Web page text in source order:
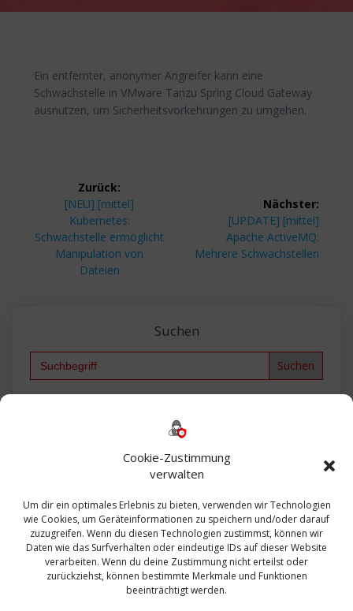
Cookie-Zustimmung
verwalten
Um dir ein optimales Erlebnis zu bieten, verwenden wir Technologien
wie Cookies, um Geräteinformationen zu speichern und/oder darauf
zuzugreifen. Wenn du diesen Technologien zustimmst, können wir
Daten wie das Surfverhalten oder eindeutige IDs auf dieser Website
verarbeiten. Wenn du deine Zustimmung nicht erteilst oder
zurückziehst, können bestimmte Merkmale und Funktionen
beeinträchtigt werden.
Ein entfernter, anonymer Angreifer kann eine
Schwachstelle in VMware Tanzu Spring Cloud Gateway
ausnutzen, um Sicherheitsvorkehrungen zu umgehen.
Beitragsnavigation
Zurück:
Vorheriger
Beitrag:
[NEU] [mittel]
Kubernetes:
Schwachstelle ermöglicht
Manipulation von
Dateien
Nächster:
Nächster
Beitrag:
[UPDATE] [mittel]
Apache ActiveMQ:
Mehrere Schwachstellen
Suchen
Search
Bautagebuch
Exchange firewall Fritzbox
Microsoft
Sanierung SBS Security Server Sicherheit
Sicherung SIEM Sophos SSL Ubuntu
Update Upgrade UTM VCenter VCSA Veeam
VMWare VPN WAZUH Windows
Zertifikat